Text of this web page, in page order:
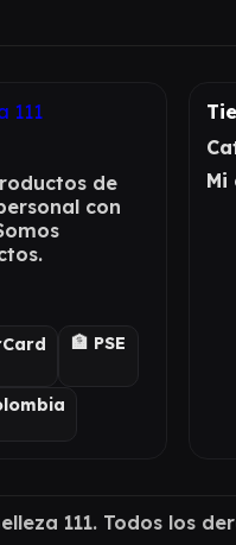
de
con
🏦 PSE
Mi
111. Todos los